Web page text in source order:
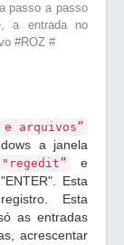
passo a passo
a entrada no
#ROZ #
e arquivos”
a janela
"regedit”
e
Esta
Esta
as entradas
acrescentar